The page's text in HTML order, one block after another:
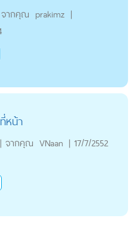
จากคุณ prakimz |
หน้า
| จากคุณ VNaan | 17/7/2552